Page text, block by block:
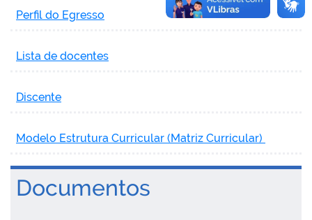
Perfil do Egresso
Lista de docentes
Discente
Modelo Estrutura Curricular (Matriz Curricular)
Documentos